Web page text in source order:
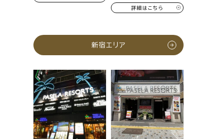
詳細はこちら
新宿エリア